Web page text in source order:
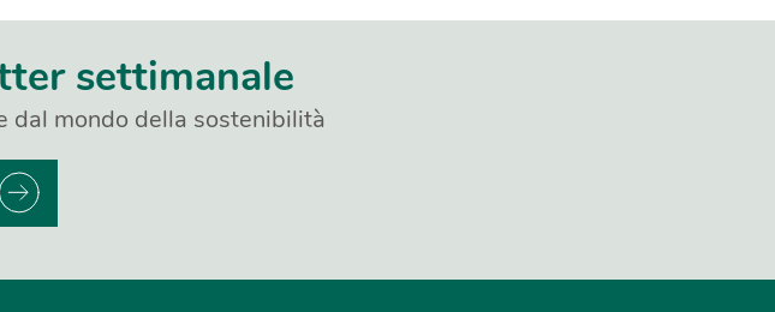
settimanale
dal mondo della sostenibilità